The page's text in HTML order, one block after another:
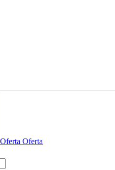
Oferta Oferta